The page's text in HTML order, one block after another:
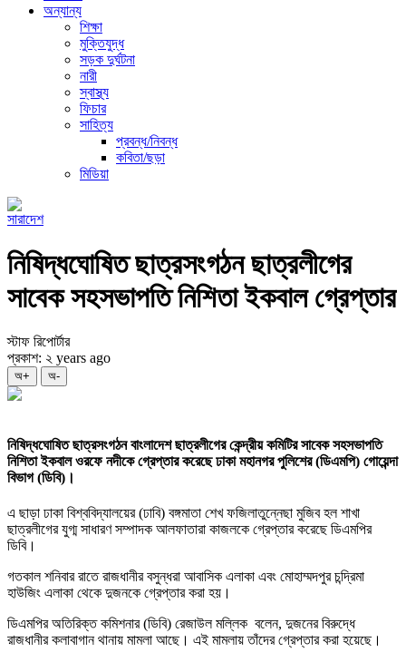
অন্যান্য
শিক্ষা
মুক্তিযুদ্ধ
সড়ক দুর্ঘটনা
নারী
স্বাস্থ্য
ফিচার
সাহিত্য
প্রবন্ধ/নিবন্ধ
কবিতা/ছড়া
মিডিয়া
সারাদেশ
নিষিদ্ধঘোষিত ছাত্রসংগঠন ছাত্রলীগের
সাবেক সহসভাপতি নিশিতা ইকবাল গ্রেপ্তার
স্টাফ রিপোর্টার
প্রকাশ: ২ years ago
অ+ অ-
নিষিদ্ধঘোষিত ছাত্রসংগঠন বাংলাদেশ ছাত্রলীগের কেন্দ্রীয় কমিটির সাবেক সহসভাপতি
নিশিতা ইকবাল ওরফে নদীকে গ্রেপ্তার করেছে ঢাকা মহানগর পুলিশের (ডিএমপি) গোয়েন্দা
বিভাগ (ডিবি)।
এ ছাড়া ঢাকা বিশ্ববিদ্যালয়ের (ঢাবি) বঙ্গমাতা শেখ ফজিলাতুন্নেছা মুজিব হল শাখা
ছাত্রলীগের যুগ্ম সাধারণ সম্পাদক আলফাতারা কাজলকে গ্রেপ্তার করেছে ডিএমপির
ডিবি।
গতকাল শনিবার রাতে রাজধানীর বসুন্ধরা আবাসিক এলাকা এবং মোহাম্মদপুর চন্দ্রিমা
হাউজিং এলাকা থেকে দুজনকে গ্রেপ্তার করা হয়।
ডিএমপির অতিরিক্ত কমিশনার (ডিবি) রেজাউল মল্লিক বলেন, দুজনের বিরুদ্ধে
রাজধানীর কলাবাগান থানায় মামলা আছে। এই মামলায় তাঁদের গ্রেপ্তার করা হয়েছে।